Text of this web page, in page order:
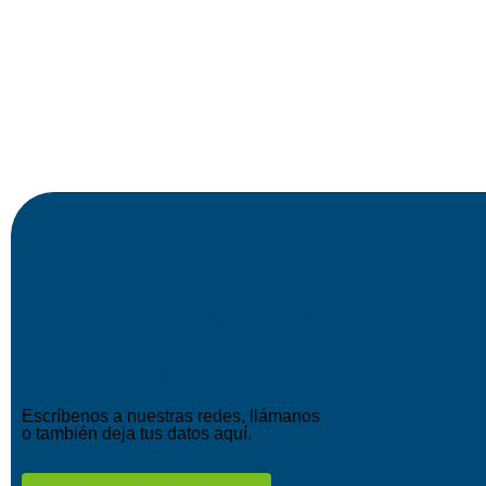
Escríbenos a nuestras redes, llámanos
o también deja tus datos aquí.